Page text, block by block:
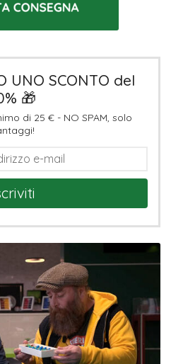
UNO SCONTO del
🎁
di 25 € - NO SPAM, solo